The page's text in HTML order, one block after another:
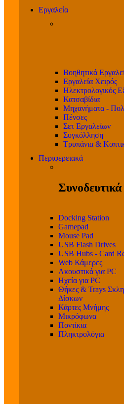
Εργαλεία
Βοηθητικά
Εργαλεία Χειρός
Ηλεκτρολογικός
Κατσαβίδια
Μηχανήματα -
Πένσες
Σετ Εργαλείων
Συγκόλληση
Τρυπάνια &
Περιφερειακά
Docking Station
Gamepad
Mouse Pad
USB Flash Drives
USB Hubs - Card
Web Κάμερες
Ακουστικά για PC
Ηχεία για PC
Θήκες & Trays
Δίσκων
Κάρτες Μνήμης
Μικρόφωνα
Ποντίκια
Πληκτρολόγια